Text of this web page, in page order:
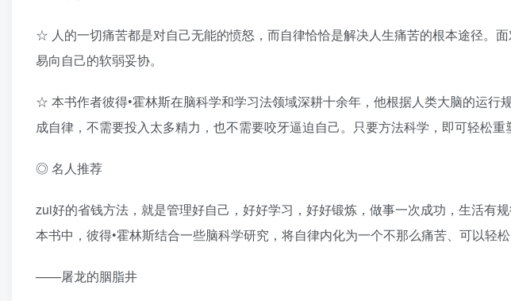
☆ 人的一切痛苦都是对自己无能的愤怒，而自律恰恰是解决人生痛苦的根本途径。
易向自己的软弱妥协。
☆ 本书作者彼得•霍林斯在脑科学和学习法领域深耕十余年，他根据人类大脑的运行
成自律，不需要投入太多精力，也不需要咬牙逼迫自己。只要方法科学，即可轻松重
◎ 名人推荐
zui好的省钱方法，就是管理好自己，好好学习，好好锻炼，做事一次成功，生活有
本书中，彼得•霍林斯结合一些脑科学研究，将自律内化为一个不那么痛苦、可以轻松
——屠龙的胭脂井